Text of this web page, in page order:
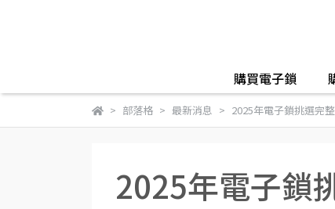
購買電子鎖
部落格 最新消息 2025年電子鎖挑選完
2025年電子鎖